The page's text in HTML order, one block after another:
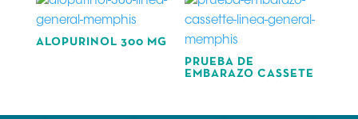
ALOPURINOL 300 MG
PRUEBA DE
EMBARAZO CASSETE